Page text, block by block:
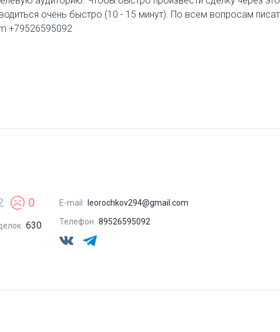
очень быстро (10 - 15 минут). По всем вопросам
+79526595092
0
630
E-mail
leorochkov294@gmail.com
Телефон 89526595092